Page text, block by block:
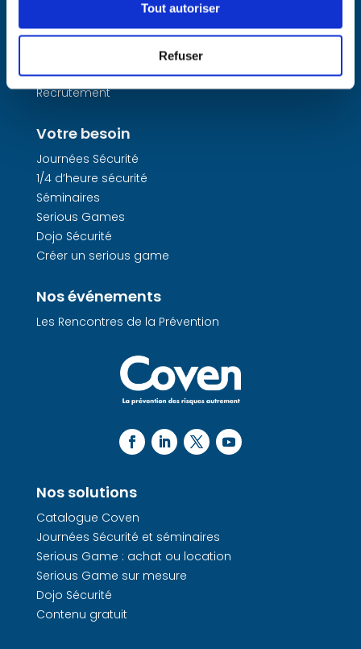
Tout autoriser
Refuser
Nos partenaires
On parle de nous
Recrutement
Votre besoin
Journées Sécurité
1/4 d’heure sécurité
Séminaires
Serious Games
Dojo Sécurité
Créer un serious game
Nos événements
Les Rencontres de la Prévention
Nos solutions
Catalogue Coven
Journées Sécurité et séminaires
Serious Game : achat ou location
Serious Game sur mesure
Dojo Sécurité
Contenu gratuit